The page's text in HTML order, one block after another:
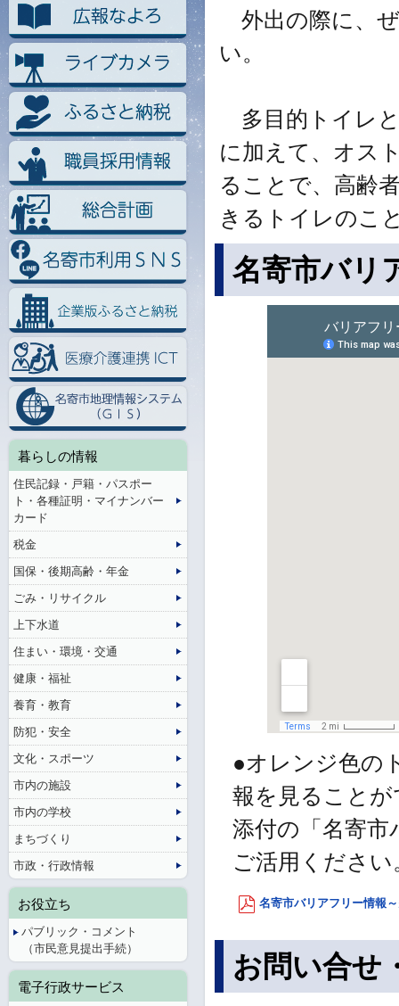
外出の際に、
い。
多目的トイレ
に加えて、オス
ることで、高齢
きるトイレのこ
名寄市バリ
●オレンジ色の
報を見ること
添付の「名寄市
ご活用ください
名寄市バリアフリー情報
お問い合せ
暮らしの情報
住民記録・戸籍・パスポー
ト・各種証明・マイナンバー
カード
税金
国保・後期高齢・年金
ごみ・リサイクル
上下水道
住まい・環境・交通
健康・福祉
養育・教育
防犯・安全
文化・スポーツ
市内の施設
市内の学校
まちづくり
市政・行政情報
お役立ち
パブリック・コメント
（市民意見提出手続）
電子行政サービス